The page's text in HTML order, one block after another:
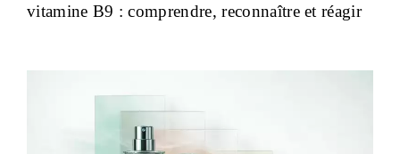
vitamine B9 : comprendre, reconnaître et réagir